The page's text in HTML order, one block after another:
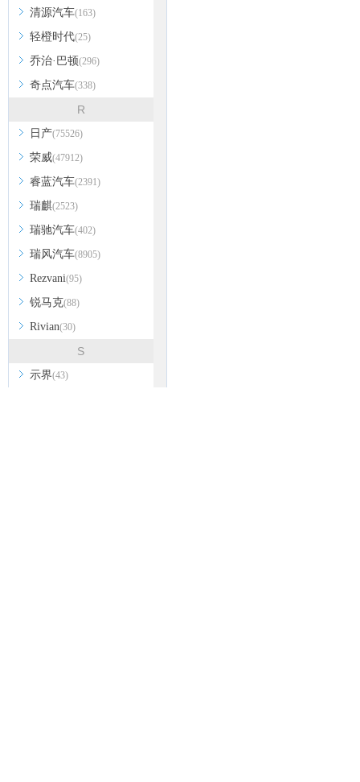
清源汽车(163)
轻橙时代(25)
乔治·巴顿(296)
奇点汽车(338)
R
日产(75526)
荣威(47912)
睿蓝汽车(2391)
瑞麒(2523)
瑞驰汽车(402)
瑞风汽车(8905)
Rezvani(95)
锐马克(88)
Rivian(30)
S
示界(43)